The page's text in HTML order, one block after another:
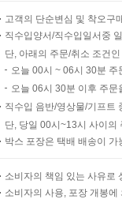
고객의 단순변심 및 착오구
직수입양서/직수입일서중
단, 아래의 주문/취소 조건
오늘 00시 ~ 06시 30분
오늘 06시 30분 이후 주
직수입 음반/영상물/기프트
단, 당일 00시~13시 사이의
박스 포장은 택배 배송이
소비자의 책임 있는 사유로
소비자의 사용, 포장 개봉